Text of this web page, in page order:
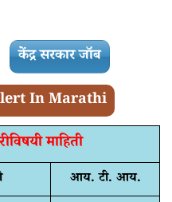
केंद्र सरकार जॉब
In Marathi
माहिती
आय. टी. आय.